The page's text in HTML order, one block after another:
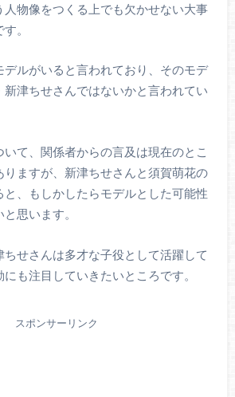
人物像をつくる上でも欠かせない大事
。
デルがいると言われており、そのモデ
新津ちせさんではないかと言われてい
て、関係者からの言及は現在のとこ
りますが、新津ちせさんと須賀萌花の
、もしかしたらモデルとした可能性
思います。
ちせさんは多才な子役として活躍して
も注目していきたいところです。
スポンサーリンク